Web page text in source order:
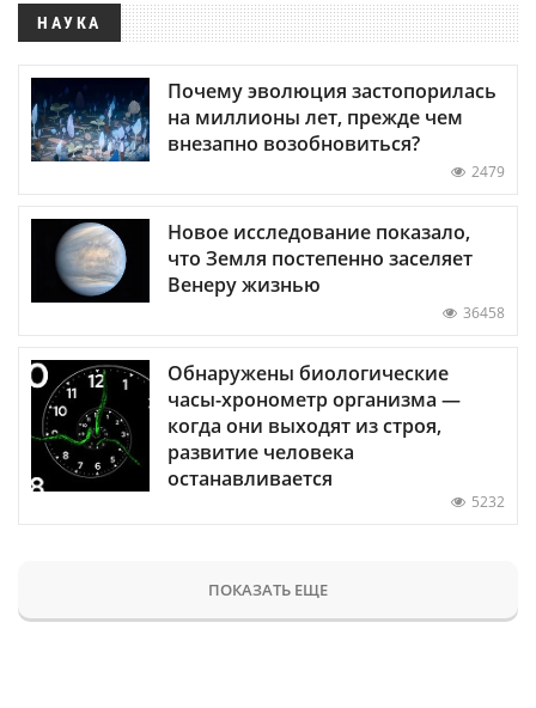
НАУКА
Почему эволюция застопорилась
на миллионы лет, прежде чем
внезапно возобновиться?
2479
Новое исследование показало,
что Земля постепенно заселяет
Венеру жизнью
36458
Обнаружены биологические
часы-хронометр организма —
когда они выходят из строя,
развитие человека
останавливается
5232
ПОКАЗАТЬ ЕЩЕ